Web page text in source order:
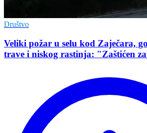
Društvo
Veliki požar u selu kod Zaječara,
trave i niskog rastinja: "Zaštićen